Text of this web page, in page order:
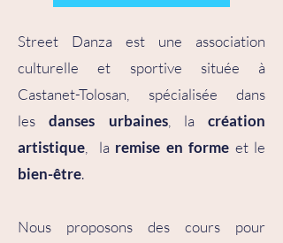
Street Danza est une association
culturelle et sportive située à
Castanet-Tolosan, spécialisée dans
lesdanses urbaines, la création
artistique , la remise en forme et le
bien-être.
Nous proposons des cours pour